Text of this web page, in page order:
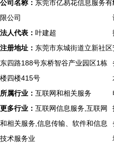
公司名称： 东莞市亿易花信息服务有
限公司
法人代表： 叶建超
注册地址： 东莞市东城街道立新社区
东四路188号东桥智谷产业园区1栋
楼四楼415号
所属行业： 互联网和相关服务
更多行业： 互联网信息服务,互联网
和相关服务,信息传输、软件和信息
技术服务业